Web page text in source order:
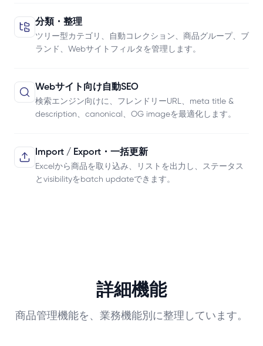
分類・整理
ツリー型カテゴリ、自動コレクション、商品グループ、ブ
ランド、Webサイトフィルタを管理します。
Webサイト向け自動SEO
検索エンジン向けに、フレンドリーURL、meta title &
description、canonical、OG imageを最適化します。
Import / Export・一括更新
Excelから商品を取り込み、リストを出力し、ステータス
とvisibilityをbatch updateできます。
詳細機能
商品管理機能を、業務機能別に整理しています。